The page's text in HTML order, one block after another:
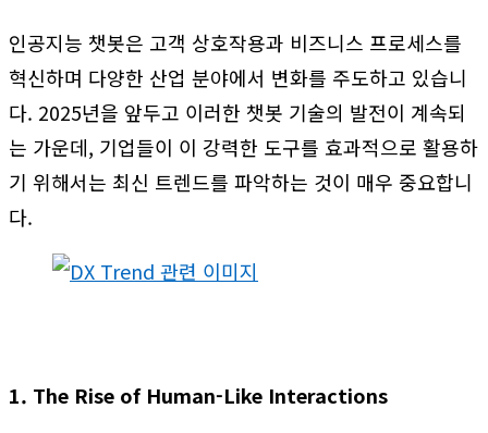
인공지능 챗봇은 고객 상호작용과 비즈니스 프로세스를
혁신하며 다양한 산업 분야에서 변화를 주도하고 있습니
다. 2025년을 앞두고 이러한 챗봇 기술의 발전이 계속되
는 가운데, 기업들이 이 강력한 도구를 효과적으로 활용하
기 위해서는 최신 트렌드를 파악하는 것이 매우 중요합니
다.
1. The Rise of Human-Like Interactions